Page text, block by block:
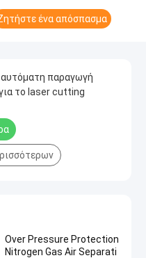
ένα απόσπασμα
παραγωγή
το laser cutting
Over Pressure Protection
Nitrogen Gas Air Separati